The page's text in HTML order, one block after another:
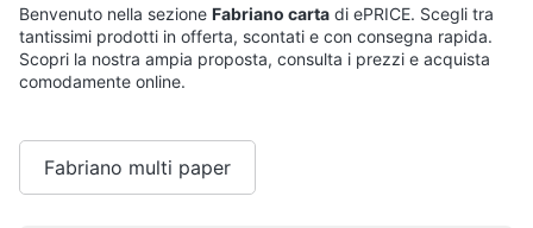
Tv
e
Home
Cinema
home
Benvenuto nella sezione Fabriano carta di ePRICE. Scegli tra
tantissimi prodotti in offerta, scontati e con consegna rapida.
Scopri la nostra ampia proposta, consulta i prezzi e acquista
comodamente online.
Fabriano multi paper